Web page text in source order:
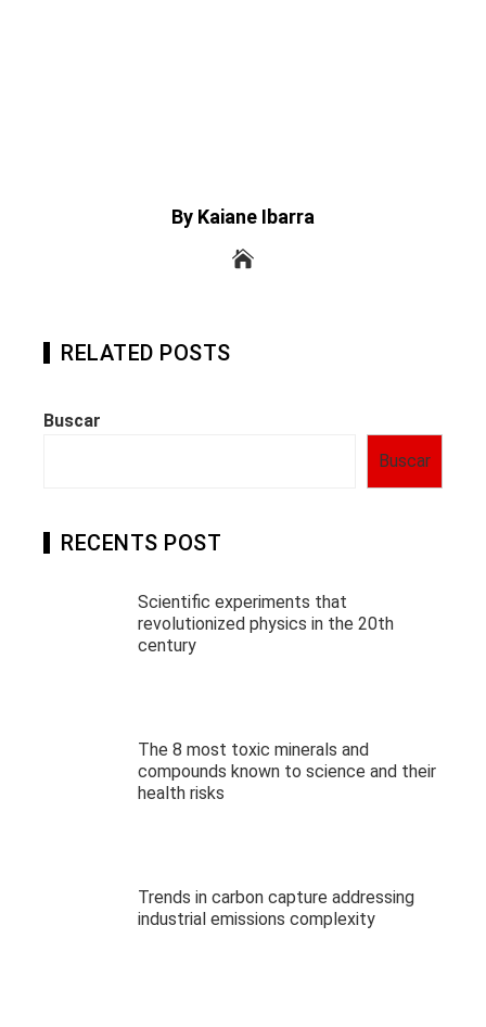
By Kaiane Ibarra
RELATED POSTS
Buscar
Buscar
RECENTS POST
Scientific experiments that
revolutionized physics in the 20th
century
The 8 most toxic minerals and
compounds known to science and their
health risks
Trends in carbon capture addressing
industrial emissions complexity